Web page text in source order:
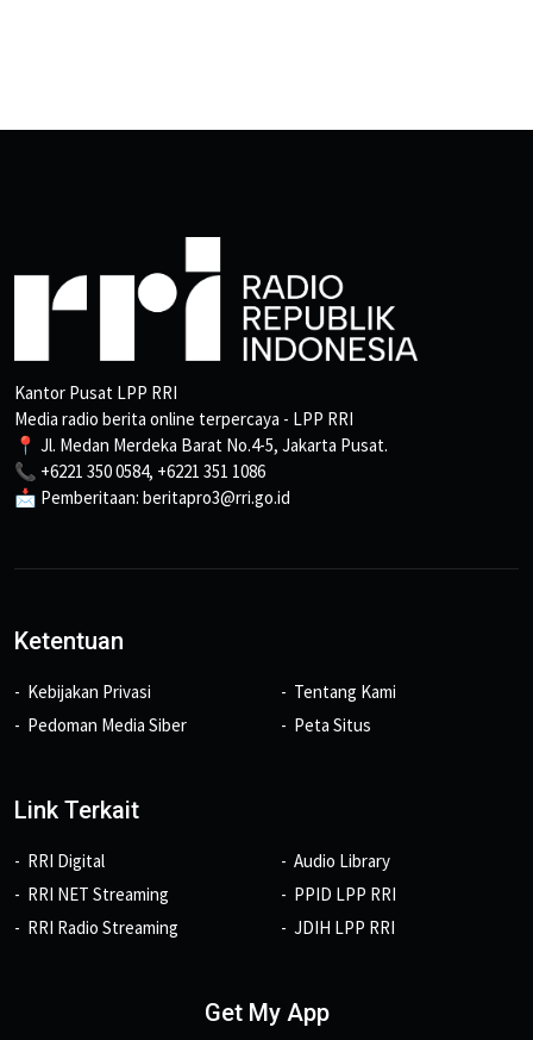
Kantor Pusat LPP RRI
Media radio berita online terpercaya - LPP RRI
📍 Jl. Medan Merdeka Barat No.4-5, Jakarta Pusat.
📞 +6221 350 0584, +6221 351 1086
📩 Pemberitaan: beritapro3@rri.go.id
Ketentuan
Kebijakan Privasi
Pedoman Media Siber
Tentang Kami
Peta Situs
Link Terkait
RRI Digital
RRI NET Streaming
RRI Radio Streaming
Audio Library
PPID LPP RRI
JDIH LPP RRI
Get My App